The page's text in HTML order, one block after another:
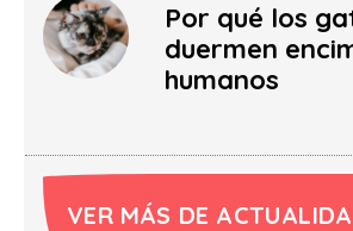
Por qué los
duermen
humanos
VER MÁS DE